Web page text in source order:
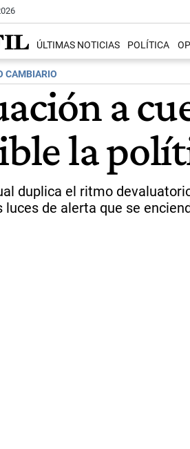
ÚLTIMAS NOTICIAS POLÍTICA
CAMBIARIO
a
la
duplica el ritmo
luces de alerta que se